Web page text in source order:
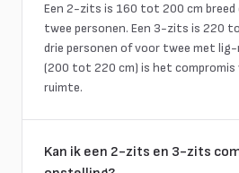
Een 2-zits is 160 tot 200 cm breed
twee personen. Een 3-zits is 220
drie personen of voor twee met
(200 tot 220 cm) is het compromis
ruimte.
Kan ik een 2-zits en 3-zits